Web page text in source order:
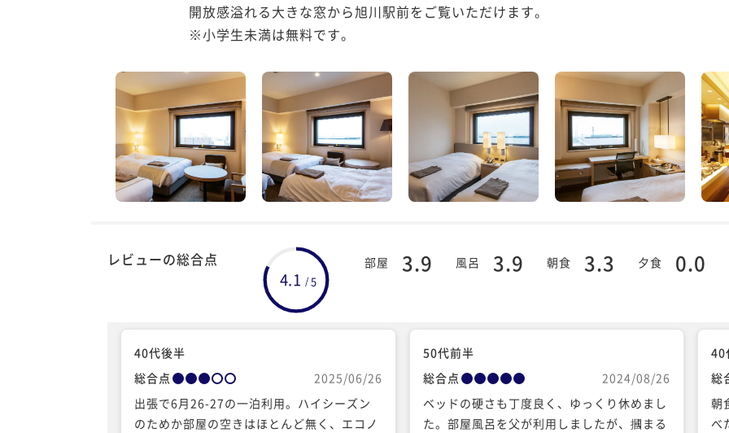
開放感溢れる大きな窓から旭川駅前をご覧いただけます。
※小学生未満は無料です。
レビューの総合点
4.1 /5
部屋 3.9 風呂 3.9 朝食 3.3 夕食 0.0
40代後半
総合点
2025/06/26
出張で6月26-27の一泊利用。ハイシーズン
のためか部屋の空きはほとんど無く、エコノ
50代前半
総合点
2024/08/26
ベッドの硬さも丁度良く、ゆっくり休めまし
た。部屋風呂を父が利用しましたが、摑まる
40
総
朝
べ